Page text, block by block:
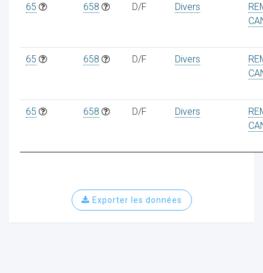
65 658 D/F Divers
65 658 D/F Divers
65 658 D/F Divers
Exporter les données